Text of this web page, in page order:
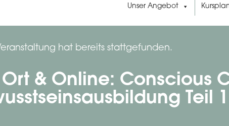
Unser Angebot
hat bereits stattgefunden.
Ort & Online: Conscious
Teil